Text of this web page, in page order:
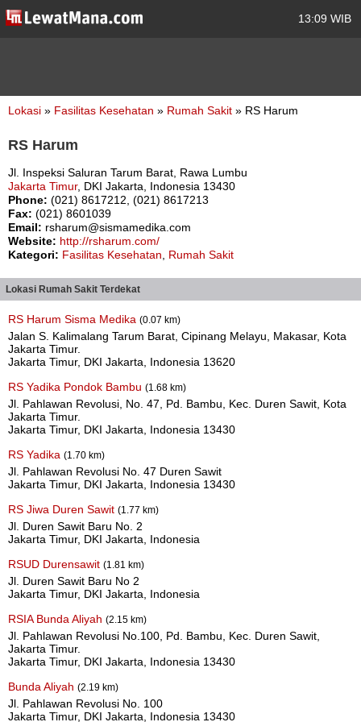
13:09 WIB
Lokasi » Fasilitas Kesehatan » Rumah Sakit » RS Harum
RS Harum
Jl. Inspeksi Saluran Tarum Barat, Rawa Lumbu
Jakarta Timur, DKI Jakarta, Indonesia 13430
Phone: (021) 8617212, (021) 8617213
Fax: (021) 8601039
Email: rsharum@sismamedika.com
Website: http://rsharum.com/
Kategori: Fasilitas Kesehatan Rumah Sakit
Lokasi Rumah Sakit Terdekat
RS Harum Sisma Medika (0.07 km)
Jalan S. Kalimalang Tarum Barat, Cipinang Melayu, Makasar, Kota
Jakarta Timur.
Jakarta Timur, DKI Jakarta, Indonesia 13620
RS Yadika Pondok Bambu (1.68 km)
Jl. Pahlawan Revolusi, No. 47, Pd. Bambu, Kec. Duren Sawit, Kota
Jakarta Timur.
Jakarta Timur, DKI Jakarta, Indonesia 13430
RS Yadika (1.70 km)
Jl. Pahlawan Revolusi No. 47 Duren Sawit
Jakarta Timur, DKI Jakarta, Indonesia 13430
RS Jiwa Duren Sawit (1.77 km)
Jl. Duren Sawit Baru No. 2
Jakarta Timur, DKI Jakarta, Indonesia
RSUD Durensawit (1.81 km)
Jl. Duren Sawit Baru No 2
Jakarta Timur, DKI Jakarta, Indonesia
RSIA Bunda Aliyah (2.15 km)
Jl. Pahlawan Revolusi No.100, Pd. Bambu, Kec. Duren Sawit,
Jakarta Timur.
Jakarta Timur, DKI Jakarta, Indonesia 13430
Bunda Aliyah (2.19 km)
Jl. Pahlawan Revolusi No. 100
Jakarta Timur, DKI Jakarta, Indonesia 13430